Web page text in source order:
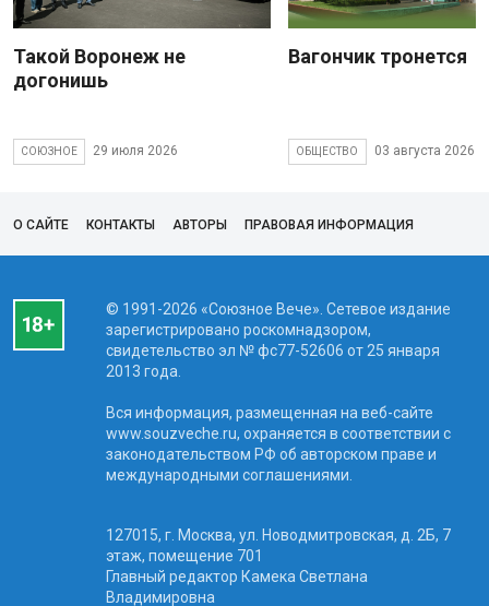
Такой Воронеж не
догонишь
СОЮЗНОЕ 29 июля 2026
Вагончик тронется
ОБЩЕСТВО 03 августа 2026
О САЙТЕ КОНТАКТЫ АВТОРЫ ПРАВОВАЯ ИНФОРМАЦИЯ
© 1991-2026 «Союзное Вече». Сетевое издание
зарегистрировано роскомнадзором,
свидетельство эл № фc77-52606 от 25 января
2013 года.
Вся информация, размещенная на веб-сайте
www.souzveche.ru, охраняется в соответствии с
законодательством РФ об авторском праве и
международными соглашениями.
127015, г. Москва, ул. Новодмитровская, д. 2Б, 7
этаж, помещение 701
Главный редактор Камека Светлана
Владимировна